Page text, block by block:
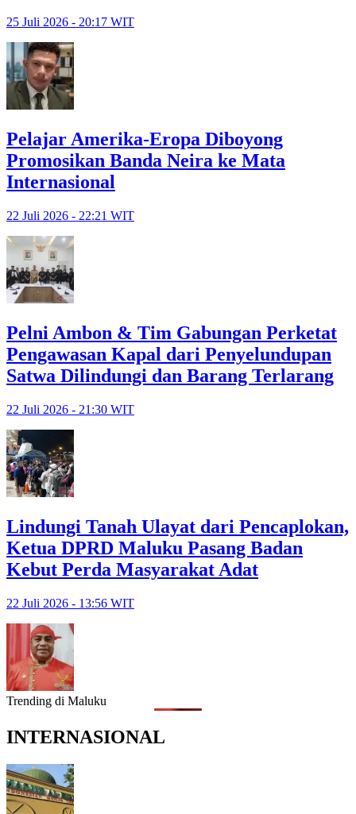
25 Juli 2026 - 20:17 WIT
Pelajar Amerika-Eropa Diboyong
Promosikan Banda Neira ke Mata
Internasional
22 Juli 2026 - 22:21 WIT
Pelni Ambon & Tim Gabungan Perketat
Pengawasan Kapal dari Penyelundupan
Satwa Dilindungi dan Barang Terlarang
22 Juli 2026 - 21:30 WIT
Lindungi Tanah Ulayat dari Pencaplokan,
Ketua DPRD Maluku Pasang Badan
Kebut Perda Masyarakat Adat
22 Juli 2026 - 13:56 WIT
Trending di Maluku
INTERNASIONAL